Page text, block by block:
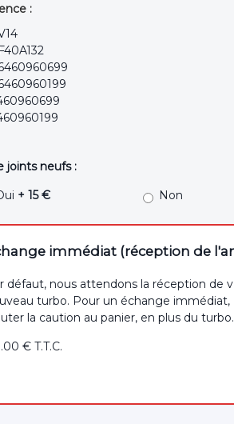
:
joints neufs :
+ 15 € Non
immédiat (réception de
défaut, nous attendons la réception de
turbo. Pour un échange
la caution au panier, en plus du turbo.
.00 € T.T.C.